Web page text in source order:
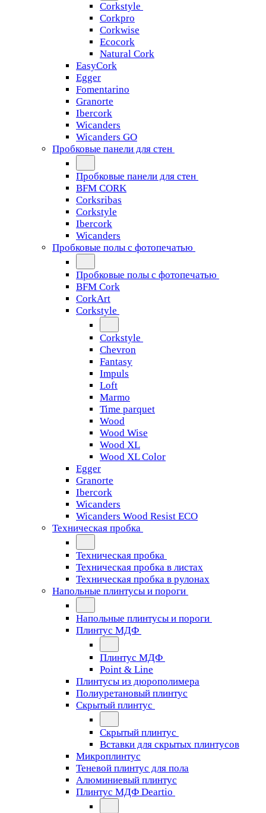
Corkstyle
Corkpro
Corkwise
Ecocork
Natural Cork
EasyCork
Egger
Fomentarino
Granorte
Ibercork
Wicanders
Wicanders GO
Пробковые панели для стен
Пробковые панели для стен
BFM CORK
Corksribas
Corkstyle
Ibercork
Wicanders
Пробковые полы с фотопечатью
Пробковые полы с фотопечатью
BFM Cork
CorkArt
Corkstyle
Corkstyle
Chevron
Fantasy
Impuls
Loft
Marmo
Time parquet
Wood
Wood Wise
Wood XL
Wood XL Color
Egger
Granorte
Ibercork
Wicanders
Wicanders Wood Resist ECO
Техническая пробка
Техническая пробка
Техническая пробка в листах
Техническая пробка в рулонах
Напольные плинтусы и пороги
Напольные плинтусы и пороги
Плинтус МДФ
Плинтус МДФ
Point & Line
Плинтусы из дюрополимера
Полиуретановый плинтус
Скрытый плинтус
Скрытый плинтус
Вставки для скрытых плинтусов
Микроплинтус
Теневой плинтус для пола
Алюминиевый плинтус
Плинтус МДФ Deartio